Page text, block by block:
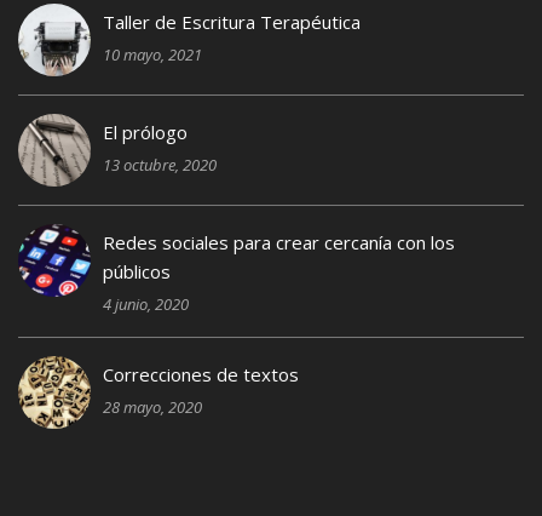
Taller de Escritura Terapéutica
10 mayo, 2021
El prólogo
13 octubre, 2020
Redes sociales para crear cercanía con los
públicos
4 junio, 2020
Correcciones de textos
28 mayo, 2020